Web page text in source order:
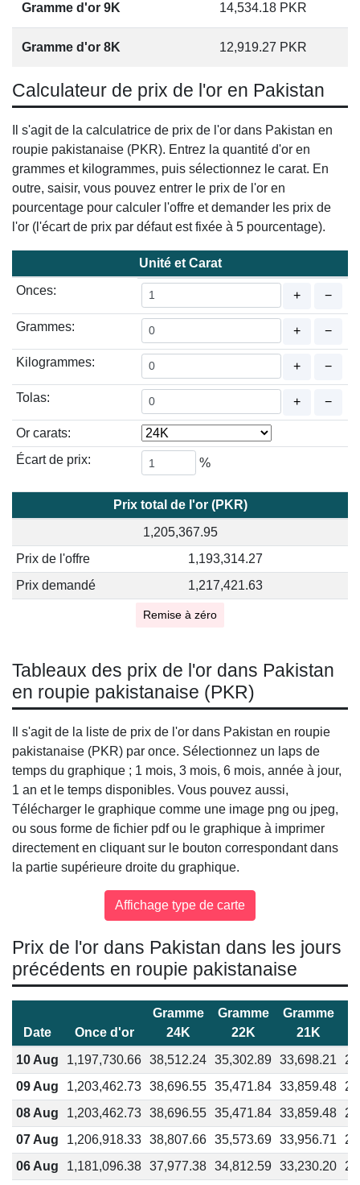
Gramme d'or 9K 14,534.18 PKR
Gramme d'or 8K 12,919.27 PKR
Calculateur de prix de l'or en Pakistan
Il s'agit de la calculatrice de prix de l'or dans Pakistan en
roupie pakistanaise (PKR). Entrez la quantité d'or en
grammes et kilogrammes, puis sélectionnez le carat. En
outre, saisir, vous pouvez entrer le prix de l'or en
pourcentage pour calculer l'offre et demander les prix de
l'or (l'écart de prix par défaut est fixée à 5 pourcentage).
Unité et Carat
Onces:
+ −
Grammes: + −
Kilogrammes: + −
Tolas: + −
Or carats:
Écart de prix:
%
Prix total de l'or (PKR)
1,205,367.95
Prix de l'offre
1,193,314.27
Prix demandé
1,217,421.63
Remise à zéro
Tableaux des prix de l'or dans Pakistan
en roupie pakistanaise (PKR)
Il s'agit de la liste de prix de l'or dans Pakistan en roupie
pakistanaise (PKR) par once. Sélectionnez un laps de
temps du graphique ; 1 mois, 3 mois, 6 mois, année à jour,
1 an et le temps disponibles. Vous pouvez aussi,
Télécharger le graphique comme une image png ou jpeg,
ou sous forme de fichier pdf ou le graphique à imprimer
directement en cliquant sur le bouton correspondant dans
la partie supérieure droite du graphique.
Prix de l'or dans Pakistan dans les jours
précédents en roupie pakistanaise
Date Once d'or
Gramme
24K
Gramme
22K
Gramme
21K
10 Aug 1,197,730.66 38,512.24 35,302.89 33,698.21
09 Aug
1,203,462.73 38,696.55 35,471.84 33,859.48
08 Aug
1,203,462.73 38,696.55 35,471.84 33,859.48
07 Aug
1,206,918.33 38,807.66 35,573.69 33,956.71
06 Aug
1,181,096.38 37,977.38 34,812.59 33,230.20